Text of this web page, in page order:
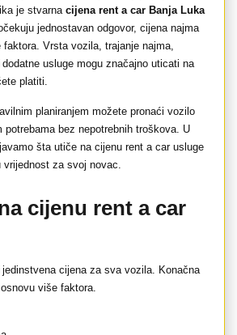
je stvarna cijena rent a car Banja Luka
jednostavan odgovor, cijena najma
Vrsta vozila, trajanje najma,
usluge mogu značajno uticati na
platiti.
planiranjem možete pronaći vozilo
potrebama bez nepotrebnih troškova. U
šta utiče na cijenu rent a car usluge
za svoj novac.
cijenu rent a car
cijena za sva vozila. Konačna
više faktora.